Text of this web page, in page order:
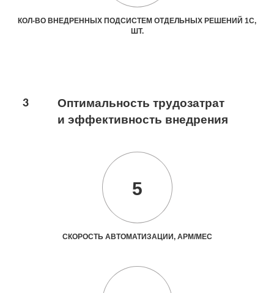
КОЛ-ВО ВНЕДРЕННЫХ ПОДСИСТЕМ ОТДЕЛЬНЫХ РЕШЕНИЙ 1С,
ШТ.
3
Оптимальность трудозатрат
и эффективность внедрения
5
СКОРОСТЬ АВТОМАТИЗАЦИИ, АРМ/МЕС